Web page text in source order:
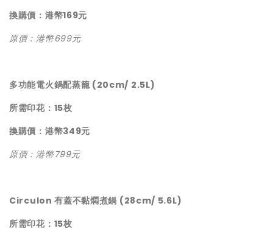
換購價：港幣169元
原價：港幣699元
多功能電火鍋配蒸籠 (20cm/ 2.5L)
所需印花：15枚
換購價：港幣349元
原價：港幣799元
Circulon 有蓋不黏燜煮鍋 (28cm/ 5.6L)
所需印花：15枚